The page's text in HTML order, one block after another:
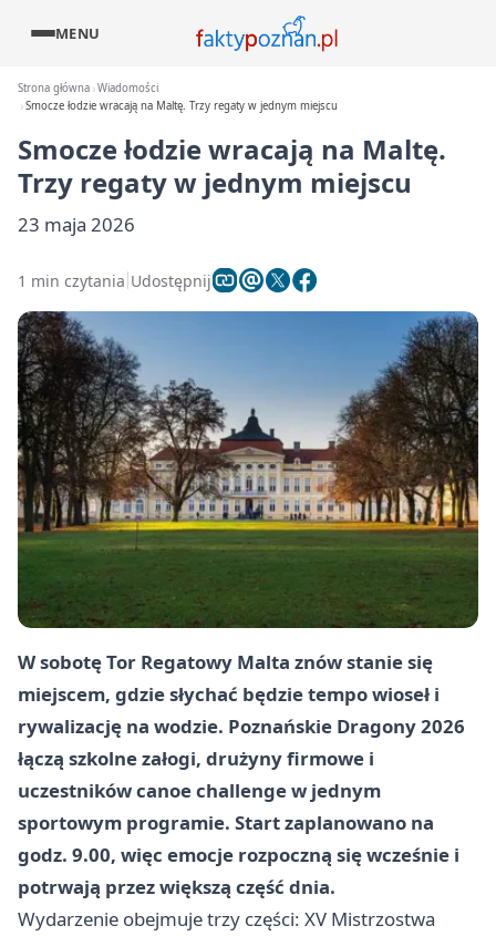
MENU
Strona główna Wiadomości
Smocze łodzie wracają na Maltę. Trzy regaty w jednym miejscu
Smocze łodzie wracają na Maltę.
Trzy regaty w jednym miejscu
23 maja 2026
1 min czytania Udostępnij
W sobotę Tor Regatowy Malta znów stanie się
miejscem, gdzie słychać będzie tempo wioseł i
rywalizację na wodzie. Poznańskie Dragony 2026
łączą szkolne załogi, drużyny firmowe i
uczestników canoe challenge w jednym
sportowym programie. Start zaplanowano na
godz. 9.00, więc emocje rozpoczną się wcześnie i
potrwają przez większą część dnia.
Wydarzenie obejmuje trzy części: XV Mistrzostwa